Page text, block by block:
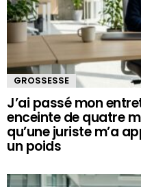
GROSSESSE
J’ai passé mon
enceinte de quatre
qu’une juriste m’a
un poids